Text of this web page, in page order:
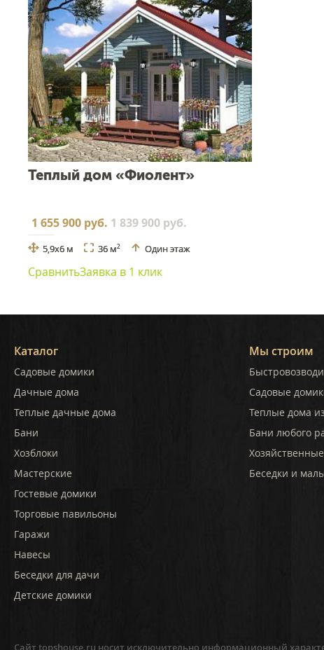
Теплый дом «Фиолент»
1 655 900 руб. 1 839 900 руб.
5,9x6 м 36 м2 Один этаж
СравнитьЗаявка в 1 клик
Каталог
Садовые домики
Дачные дома
Теплые дачные дома
Бани
Хозблоки
Мастерские
Гостевые домики
Торговые павильоны
Гаражи
Навесы
Беседки для дачи
Детские домики
Мы строим
Садовые
Теплые дома
Бани любого
Беседки и
Сайт topshouse.ru носит исключительно информационный